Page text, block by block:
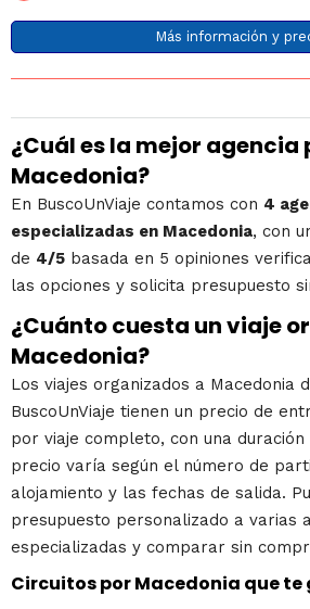
Más información y
¿Cuál es la mejor
Macedonia?
En BuscoUnViaje contamos con 4
especializadas en Macedonia, con
de 4/5 basada en 5 opiniones
las opciones y solicita presupuesto
¿Cuánto cuesta un viaje
Macedonia?
Los viajes organizados a Macedonia
BuscoUnViaje tienen un precio de
por viaje completo, con una duración
precio varía según el número de
alojamiento y las fechas de salida.
presupuesto personalizado a varias
especializadas y comparar sin
Circuitos por Macedonia que